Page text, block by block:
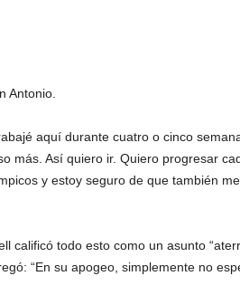
Antonio.
aquí durante cuatro o cinco
más. Así quiero ir. Quiero progresar
y estoy seguro de que también
calificó todo esto como un asunto
“En su apogeo, simplemente no